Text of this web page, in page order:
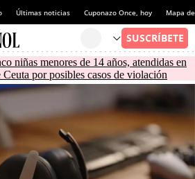
Últimas noticias Cuponazo Once, hoy Mapa
niñas menores de 14 años, atendidas en
por posibles casos de violación